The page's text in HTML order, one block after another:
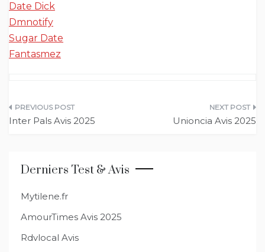
Date Dick
Dmnotify
Sugar Date
Fantasmez
Navigation
Inter Pals Avis 2025 Unioncia Avis 2025
Derniers Test & Avis
Mytilene.fr
AmourTimes Avis 2025
Rdvlocal Avis